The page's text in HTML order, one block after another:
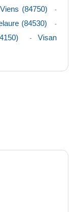
Viens (84750) -
(84530) -
- Visan